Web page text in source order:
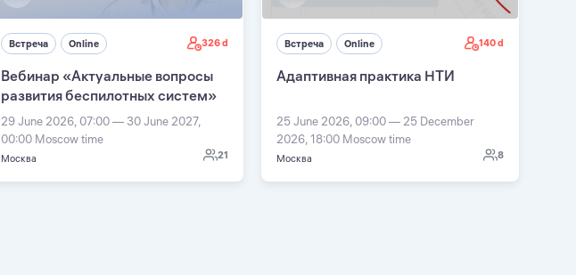
Встреча Online 326 d
Вебинар «Актуальные вопросы
развития беспилотных систем»
29 June 2026, 07:00 — 30 June 2027,
00:00 Moscow time
Москва 21
Встреча Online 140 d
Адаптивная практика НТИ
25 June 2026, 09:00 — 25 December
2026, 18:00 Moscow time
Москва 8